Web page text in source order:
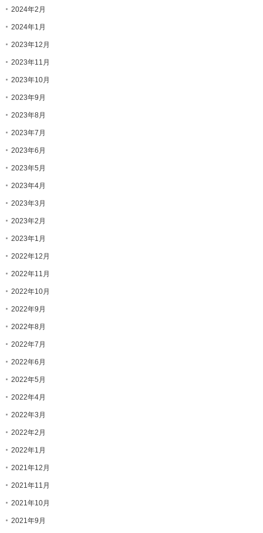
2024年2月
2024年1月
2023年12月
2023年11月
2023年10月
2023年9月
2023年8月
2023年7月
2023年6月
2023年5月
2023年4月
2023年3月
2023年2月
2023年1月
2022年12月
2022年11月
2022年10月
2022年9月
2022年8月
2022年7月
2022年6月
2022年5月
2022年4月
2022年3月
2022年2月
2022年1月
2021年12月
2021年11月
2021年10月
2021年9月